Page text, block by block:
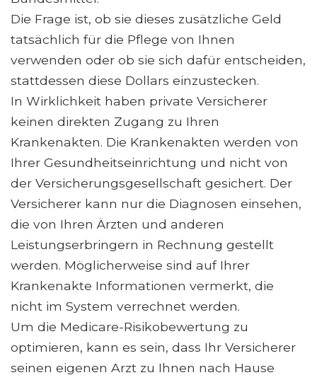
Die Frage ist, ob sie dieses zusätzliche Geld
tatsächlich für die Pflege von Ihnen
verwenden oder ob sie sich dafür entscheiden,
stattdessen diese Dollars einzustecken.
In Wirklichkeit haben private Versicherer
keinen direkten Zugang zu Ihren
Krankenakten. Die Krankenakten werden von
Ihrer Gesundheitseinrichtung und nicht von
der Versicherungsgesellschaft gesichert. Der
Versicherer kann nur die Diagnosen einsehen,
die von Ihren Ärzten und anderen
Leistungserbringern in Rechnung gestellt
werden. Möglicherweise sind auf Ihrer
Krankenakte Informationen vermerkt, die
nicht im System verrechnet werden.
Um die Medicare-Risikobewertung zu
optimieren, kann es sein, dass Ihr Versicherer
seinen eigenen Arzt zu Ihnen nach Hause